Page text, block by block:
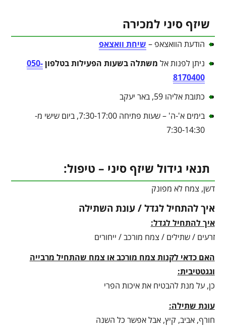
שיזף סיני למכירה
הודעת הוואצאפ – שיחת וואצאפ
ניתן לפנות אל משתלה בשעות הפעילות בטלפון050-
8170400
כתובת אליהו 59, באר יעקב
בימים א'-ה' – שעות פתיחה 7:30-17:00, ביום שישי מ-
7:30-14:30
תנאי גידול שיזף סיני – טיפול:
דשן, צמח לא מפונק
איך להתחיל לגדל / עונת השתילה
איך להתחיל לגדל:
זרעים / שתילים / צמח מורכב / ייחורים
האם כדאי לקנות צמח מורכב או צמח שהתחיל מרבייה
וגגטטיבית:
כן, על מנת להבטיח את איכות הפרי
עונת שתילה:
חורף, אביב, קיץ, אבל אפשר כל השנה